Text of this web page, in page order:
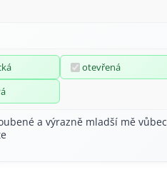
otevřená
a výrazně mladší mě vůbec